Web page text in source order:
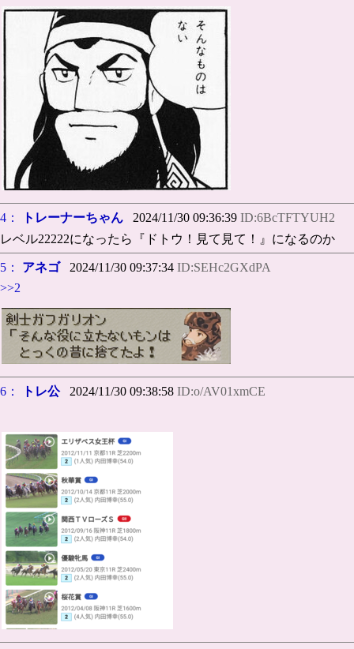
4： トレーナーちゃん 2024/11/30 09:36:39 ID:6BcTFTYUH2
レベル22222になったら『ドトウ！見て見て！』になるのか
5： アネゴ2024/11/30 09:37:34 ID:SEHc2GXdPA
>>2
6： トレ公2024/11/30 09:38:58 ID:o/AV01xmCE